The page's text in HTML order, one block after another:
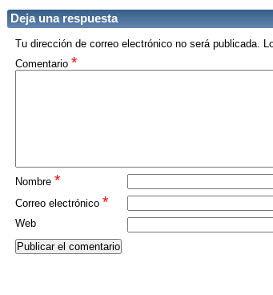
Deja una respuesta
Tu dirección de correo electrónico no será publicada.
Comentario *
Nombre *
Correo electrónico *
Web